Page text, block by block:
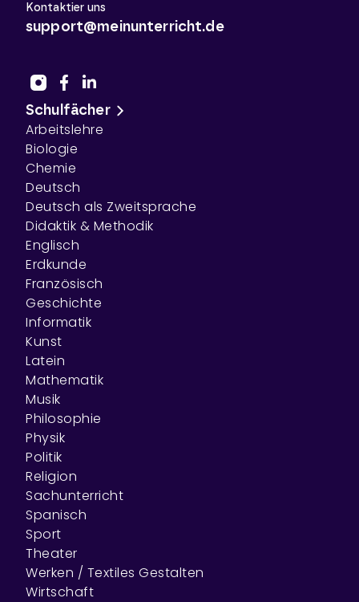
Kontaktier uns
support@meinunterricht.de
Schulfächer
Arbeitslehre
Biologie
Chemie
Deutsch
Deutsch als Zweitsprache
Didaktik & Methodik
Englisch
Erdkunde
Französisch
Geschichte
Informatik
Kunst
Latein
Mathematik
Musik
Philosophie
Physik
Politik
Religion
Sachunterricht
Spanisch
Sport
Theater
Werken / Textiles Gestalten
Wirtschaft